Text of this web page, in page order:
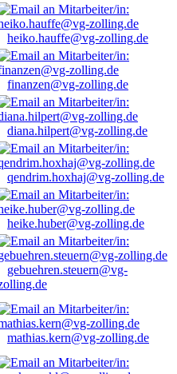
heiko.hauffe@vg-zolling.de
finanzen@vg-zolling.de
diana.hilpert@vg-zolling.de
qendrim.hoxhaj@vg-zolling.de
heike.huber@vg-zolling.de
gebuehren.steuern@vg-
mathias.kern@vg-zolling.de